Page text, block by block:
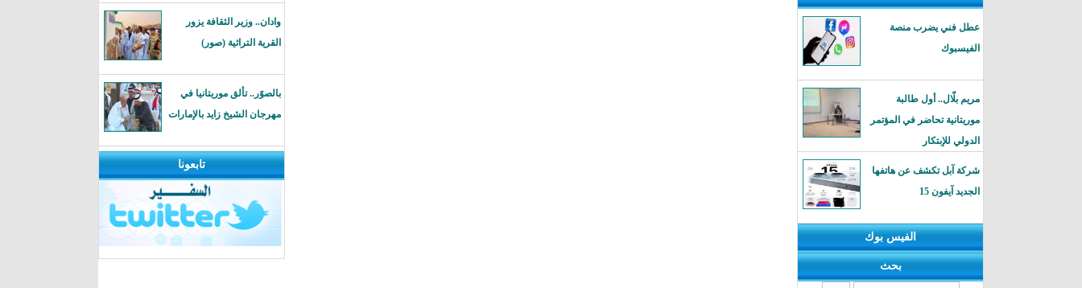
عطل فني يضرب منصة
الفيسبوك
مريم بلّال.. أول طالبة
موريتانية تحاضر في المؤتمر
الدولي للإبتكار
شركة آبل تكشف عن هاتفها
الجديد آيفون 15
الفيس بوك
بحث
وادان.. وزير الثقافة يزور
القرية التراثية (صور)
بالصوًر.. تألق موريتانيا في
مهرجان الشيخ زايد بالإمارات
تابعونا